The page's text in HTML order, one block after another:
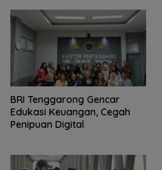
BRI Tenggarong Gencar
Edukasi Keuangan, Cegah
Penipuan Digital